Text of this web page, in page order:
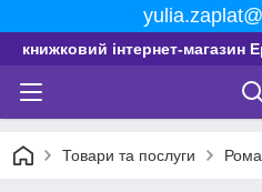
книжковий інтернет-магазин
Товари та послуги